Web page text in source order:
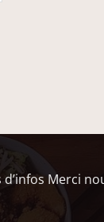
Merci